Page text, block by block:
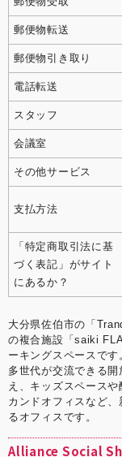
郵便物転送
郵便物引き取り
電話転送
スタッフ
会議室
その他サービス
支払方法
「特定商取引法に基
づく表記」がサイト
にあるか？
大分県佐伯市の「
の複合施設「saiki
ーキングスペースで
多世代が交流できる
え、キッズスペース
カンドオフィスなど
るオフィスです。
Alliance Social